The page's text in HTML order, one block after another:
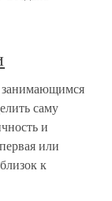
саму
и
или
к